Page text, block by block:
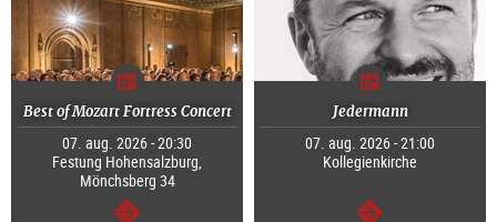
Best of Mozart Fortress Concert
07. aug. 2026 - 20:30
Festung Hohensalzburg,
Mönchsberg 34
Jedermann
07. aug. 2026 - 21:00
Kollegienkirche